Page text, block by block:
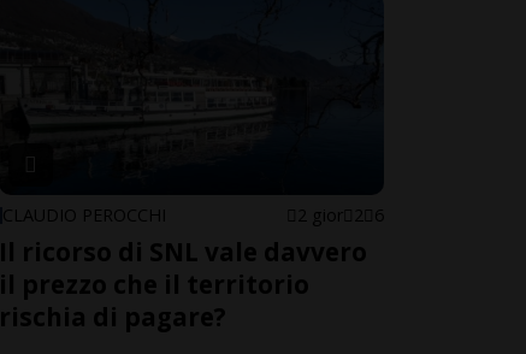
CLAUDIO PEROCCHI 2 gior 2 6
Il ricorso di SNL vale davvero
il prezzo che il territorio
rischia di pagare?